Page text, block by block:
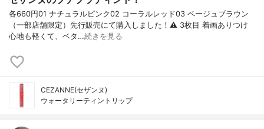
各660円01 ナチュラルピンク02 コーラルレッド03 ベージュブラウン
（一部店舗限定）先行販売にて購入しました！⚠︎ 3枚目 着画ありつけ
心地も軽くて、ベタ…続きを見る
CEZANNE(セザンヌ)
ウォータリーティントリップ